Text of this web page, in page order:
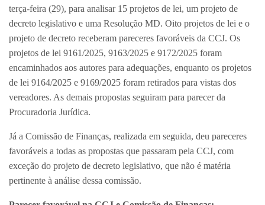
terça-feira (29), para analisar 15 projetos de lei, um projeto de
decreto legislativo e uma Resolução MD. Oito projetos de lei e o
projeto de decreto receberam pareceres favoráveis da CCJ. Os
projetos de lei 9161/2025, 9163/2025 e 9172/2025 foram
encaminhados aos autores para adequações, enquanto os projetos
de lei 9164/2025 e 9169/2025 foram retirados para vistas dos
vereadores. As demais propostas seguiram para parecer da
Procuradoria Jurídica.
Já a Comissão de Finanças, realizada em seguida, deu pareceres
favoráveis a todas as propostas que passaram pela CCJ, com
exceção do projeto de decreto legislativo, que não é matéria
pertinente à análise dessa comissão.